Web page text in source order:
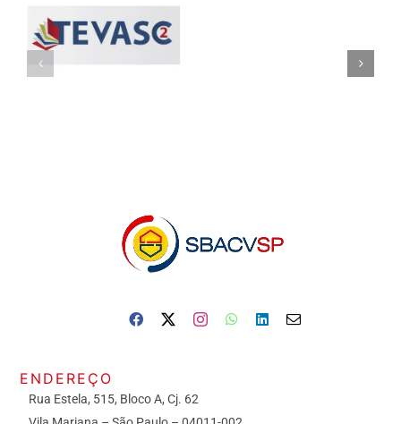
ENDEREÇO
Rua Estela, 515, Bloco A, Cj. 62